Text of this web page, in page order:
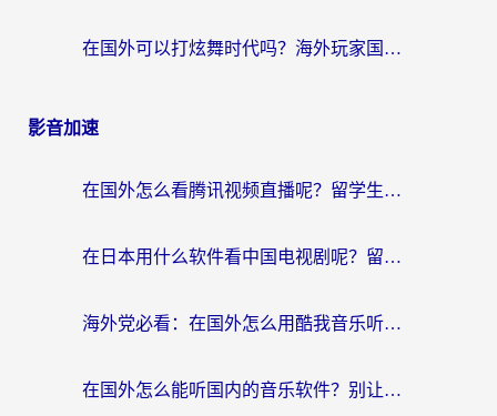
在国外可以打炫舞时代吗？海外玩家国服游戏加速全攻略（附实测推荐）
影音加速
在国外怎么看腾讯视频直播呢？留学生亲测有效的回国加速指南
在日本用什么软件看中国电视剧呢？留学生亲测有效的回国加速方案
海外党必看：在国外怎么用酷我音乐听音乐？告别“地区不支持”的实用指南
在国外怎么能听国内的音乐软件？别让版权限制断了你的“中文歌单”